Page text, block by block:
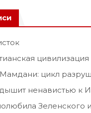
цивилизация
цикл
дышит ненавистью к
Зеленского